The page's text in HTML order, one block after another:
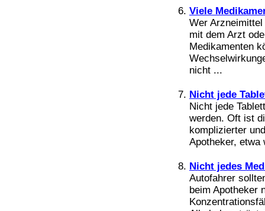
Viele
Wer
mit dem Arzt
Medikamenten
nicht ...
Nicht jede
Nicht jede
werden. Oft ist
komplizierter
Apotheker, etwa
Nicht jedes
Autofahrer
beim Apotheker